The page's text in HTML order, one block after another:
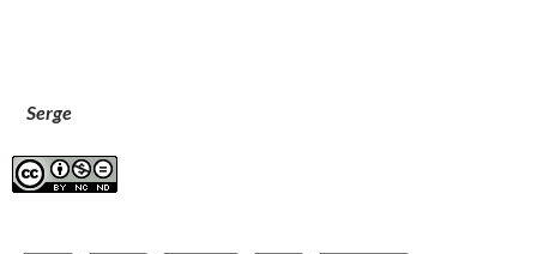
Serge